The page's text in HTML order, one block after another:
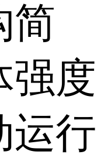
简
强度
运行